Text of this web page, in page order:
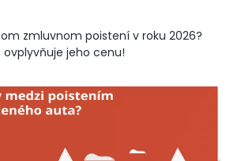
zmluvnom poistení v roku 2026?
ovplyvňuje jeho cenu!